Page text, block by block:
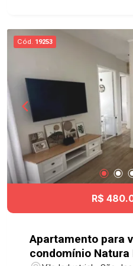
Fitness - Sauna e
Espaço Gourmet com
Quadra de Beach
Pet Place - Redário Diferenciais: - Mercadinho -
Espaço para delivery -
Espaço delivery -
Vagas para visitantes Localização privilegiada no
Jardim das Indústrias,
José dos Campos.
serviços e com fácil
cidade. Agende já sua visita! #imobiliaria
#geraçãoimóveis
#JardimdasIndustrias
Cód. 19253
R$
Apartamento para
condomínio Natura